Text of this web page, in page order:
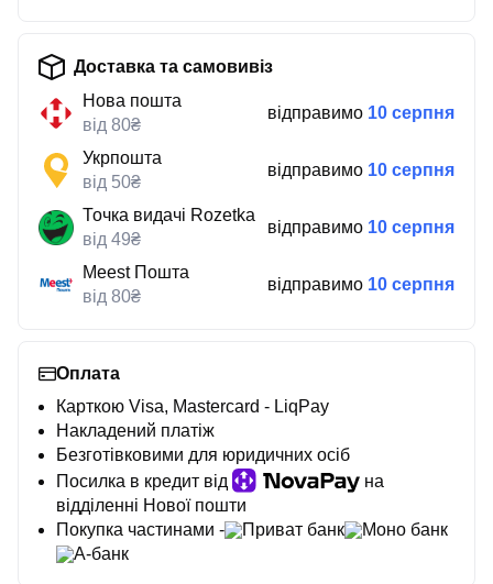
Доставка та самовивіз
Нова пошта
від 80₴
відправимо 10 серпня
Укрпошта
від 50₴
відправимо 10 серпня
Точка видачі Rozetka
від 49₴
відправимо 10 серпня
Meest Пошта
від 80₴
відправимо 10 серпня
Оплата
Карткою Visa, Mastercard - LiqPay
Накладений платіж
Безготівковими для юридичних осіб
Посилка в кредит від
на
відділенні Нової пошти
Покупка частинами -
Приват банк
Моно банк
А-банк